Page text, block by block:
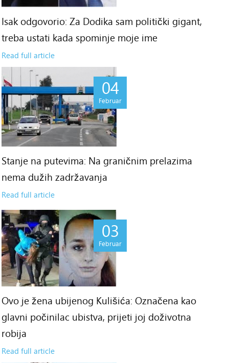
Isak odgovorio: Za Dodika sam politički gigant,
treba ustati kada spominje moje ime
Read full article
04
Februar
Stanje na putevima: Na graničnim prelazima
nema dužih zadržavanja
Read full article
03
Februar
Ovo je žena ubijenog Kulišića: Označena kao
glavni počinilac ubistva, prijeti joj doživotna
robija
Read full article